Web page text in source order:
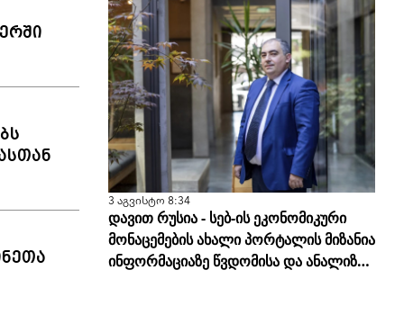
3 აგვისტო 8:34
დავით რუსია - სებ-ის ეკონომიკური
მონაცემების ახალი პორტალის მიზანია
ინფორმაციაზე წვდომისა და ანალიზის